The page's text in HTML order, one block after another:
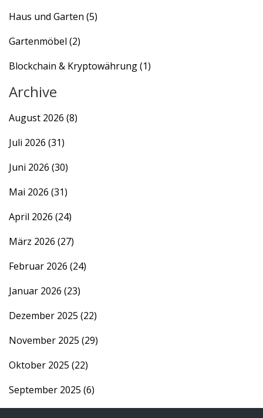
Haus und Garten (5)
Gartenmöbel (2)
Blockchain & Kryptowährung(1)
Archive
August 2026 (8)
Juli 2026 (31)
Juni 2026 (30)
Mai 2026 (31)
April 2026 (24)
März 2026 (27)
Februar 2026 (24)
Januar 2026 (23)
Dezember 2025 (22)
November 2025 (29)
Oktober 2025 (22)
September 2025 (6)